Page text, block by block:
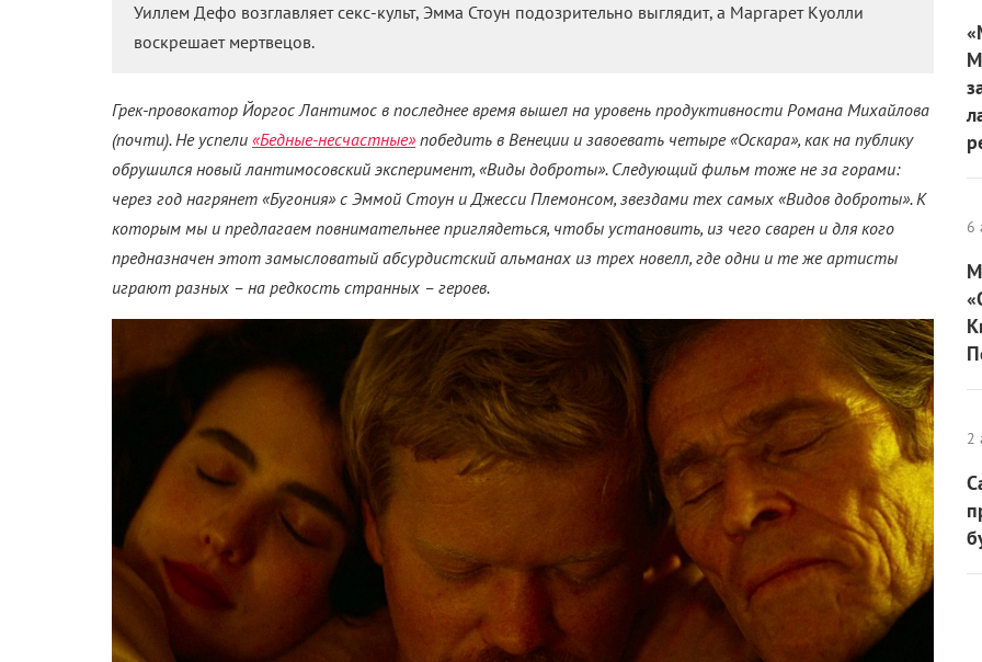
Уиллем Дефо возглавляет секс-культ, Эмма Стоун подозрительно выглядит, а Маргарет Куолли
воскрешает мертвецов.
Грек-провокатор Йоргос Лантимос в последнее время вышел на уровень продуктивности Романа Михайлова
(почти). Не успели «Бедные-несчастные»победить в Венеции и завоевать четыре «Оскара», как на публику
обрушился новый лантимосовский эксперимент, «Виды доброты». Следующий фильм тоже не за горами:
через год нагрянет «Бугония» с Эммой Стоун и Джесси Племонсом, звездами тех самых «Видов доброты». К
которым мы и предлагаем повнимательнее приглядеться, чтобы установить, из чего сварен и для кого
предназначен этот замысловатый абсурдистский альманах из трех новелл, где одни и те же артисты
играют разных – на редкость странных – героев.
6
2